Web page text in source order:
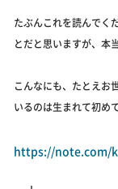
たぶんこれを読んでく
とだと思いますが、本
こんなにも、たとえお
いるのは生まれて初め
https://note.com/